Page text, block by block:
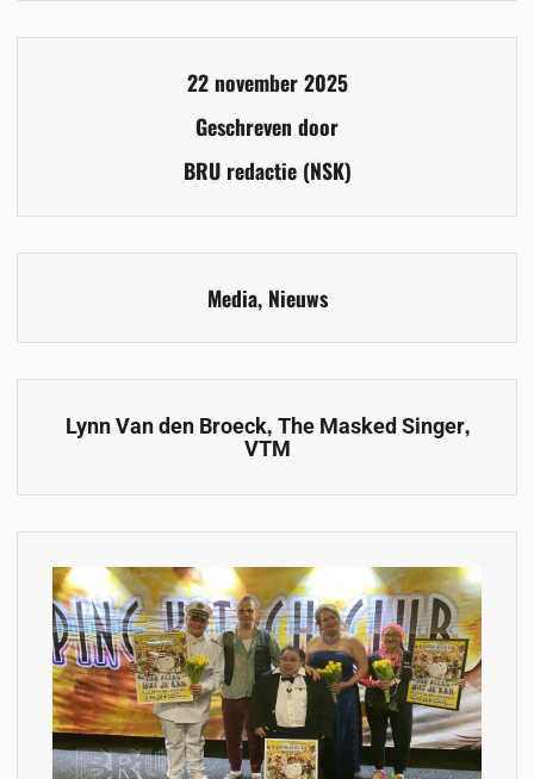
22 november 2025
Geschreven door
BRU redactie (NSK)
Media, Nieuws
Lynn Van den Broeck, The Masked Singer,
VTM